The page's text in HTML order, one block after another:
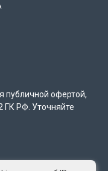
публичной офертой,
ГК РФ. Уточняйте